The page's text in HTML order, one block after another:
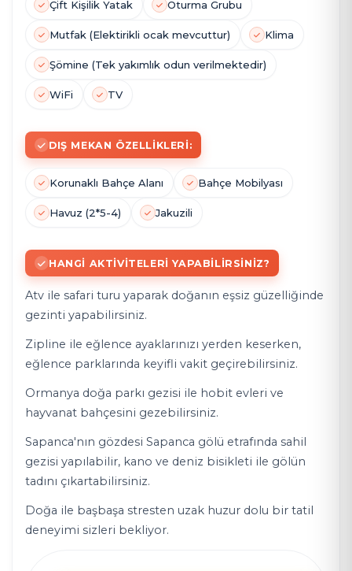
Çift Kişilik Yatak Oturma Grubu
Mutfak (Elektirikli ocak mevcuttur) Klima
Şömine (Tek yakımlık odun verilmektedir)
WiFi TV
DIŞ MEKAN ÖZELLIKLERI:
Korunaklı Bahçe Alanı Bahçe Mobilyası
Havuz (2*5-4) Jakuzili
HANGI AKTIVITELERI YAPABILIRSINIZ?
Atv ile safari turu yaparak doğanın eşsiz güzelliğinde
gezinti yapabilirsiniz.
Zipline ile eğlence ayaklarınızı yerden keserken,
eğlence parklarında keyifli vakit geçirebilirsiniz.
Ormanya doğa parkı gezisi ile hobit evleri ve
hayvanat bahçesini gezebilirsiniz.
Sapanca'nın gözdesi Sapanca gölü etrafında sahil
gezisi yapılabilir, kano ve deniz bisikleti ile gölün
tadını çıkartabilirsiniz.
Doğa ile başbaşa stresten uzak huzur dolu bir tatil
deneyimi sizleri bekliyor.